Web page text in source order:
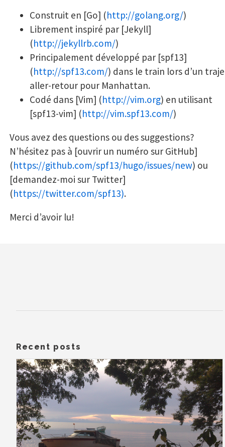
Construit en [Go] (http://golang.org/)
Librement inspiré par [Jekyll]
(http://jekyllrb.com/)
Principalement développé par [spf13]
(http://spf13.com/) dans le train lors d’un
aller-retour pour Manhattan.
Codé dans [Vim] (http://vim.org) en utilisant
[spf13-vim] (http://vim.spf13.com/)
Vous avez des questions ou des suggestions?
N’hésitez pas à [ouvrir un numéro sur GitHub]
(https://github.com/spf13/hugo/issues/new) ou
[demandez-moi sur Twitter]
(https://twitter.com/spf13).
Merci d’avoir lu!
Recent posts